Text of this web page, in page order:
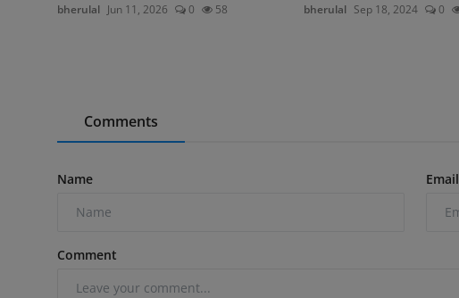
bherulal Jun 11, 2026 0 58 bherulal Sep 18, 2024 0
Comments
Name Email
Comment